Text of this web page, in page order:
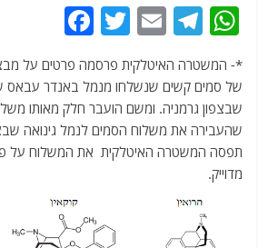
W
at
s
A
p
p
T
e
g
ra
m
E
ai
l
T
itt
er
c
e
b
o
o
k
של סמים קשים שנשלחו מנמל באנדר עבאס
שבצפון גרמניה. ומשם הועבר חלק מאותו
שהעבירה את משלוח הסמים לנמל גינואה
תפסה המשטרה האיטלקית את המשלוח על פי
מדוייק.